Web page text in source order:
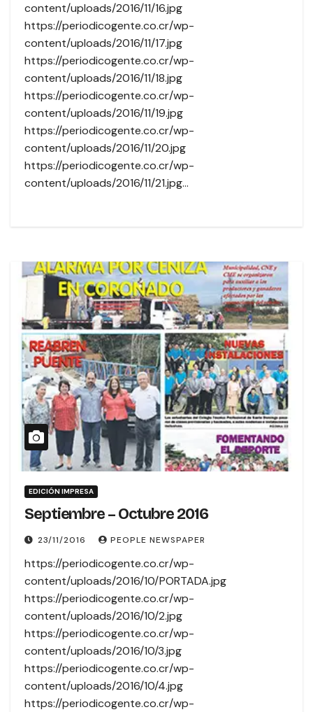
content/uploads/2016/11/16.jpg
https://periodicogente.co.cr/wp-
content/uploads/2016/11/17.jpg
https://periodicogente.co.cr/wp-
content/uploads/2016/11/18.jpg
https://periodicogente.co.cr/wp-
content/uploads/2016/11/19.jpg
https://periodicogente.co.cr/wp-
content/uploads/2016/11/20.jpg
https://periodicogente.co.cr/wp-
content/uploads/2016/11/21.jpg…
EDICIÓN IMPRESA
Septiembre – Octubre 2016
23/11/2016 PEOPLE NEWSPAPER
https://periodicogente.co.cr/wp-
content/uploads/2016/10/PORTADA.jpg
https://periodicogente.co.cr/wp-
content/uploads/2016/10/2.jpg
https://periodicogente.co.cr/wp-
content/uploads/2016/10/3.jpg
https://periodicogente.co.cr/wp-
content/uploads/2016/10/4.jpg
https://periodicogente.co.cr/wp-